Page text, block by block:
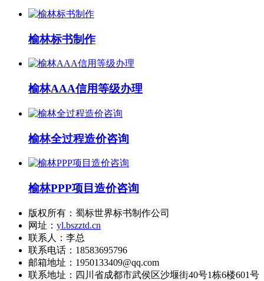
榆林标书制作
榆林AAA信用等级办理
榆林全过程造价咨询
榆林PPP项目造价咨询
版权所有：蜀标世界标书制作公司
网址： yl.bszztd.cn
联系人：李总
联系电话：18583695796
邮箱地址：1950133409@qq.com
联系地址： 四川省成都市武侯区沙堰街40号1栋6楼601号